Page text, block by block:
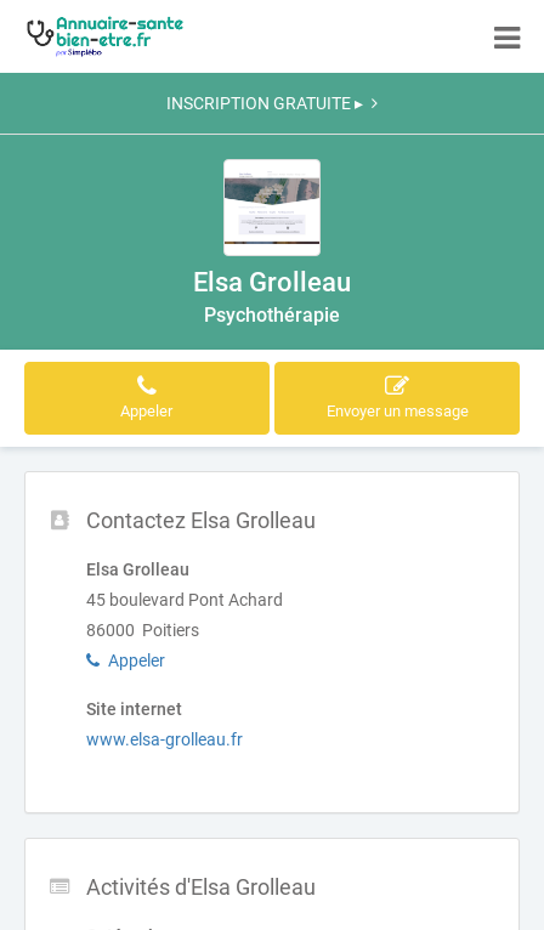
INSCRIPTION GRATUITE ▸
Elsa Grolleau
Psychothérapie
Appeler Envoyer un message
Contactez Elsa Grolleau
Elsa Grolleau
45 boulevard Pont Achard
86000 Poitiers
Appeler
Site internet
www.elsa-grolleau.fr
Activités d'Elsa Grolleau